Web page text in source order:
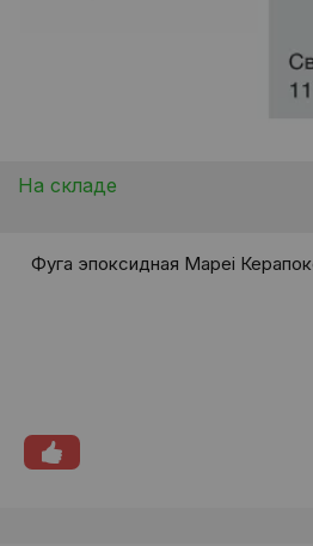
На складе
Фуга эпоксидная Mapei